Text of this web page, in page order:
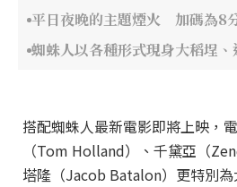
平日夜晚的主題煙火 加碼為8
蜘蛛人以各種形式現身大稻埕、
搭配蜘蛛人最新電影即將上映，
（Tom Holland）、千黛亞（
塔隆（Jacob Batalon）更特別